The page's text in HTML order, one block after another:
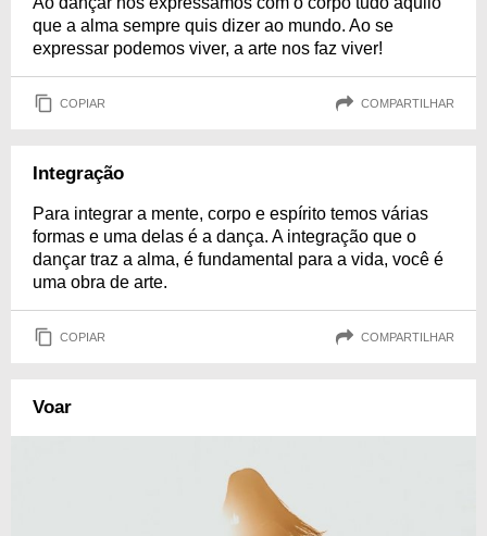
que a alma sempre quis dizer ao mundo. Ao se
expressar podemos viver, a arte nos faz viver!
COPIAR COMPARTILHAR
Integração
Para integrar a mente, corpo e espírito temos várias
formas e uma delas é a dança. A integração que o
dançar traz a alma, é fundamental para a vida, você é
uma obra de arte.
COPIAR COMPARTILHAR
Voar